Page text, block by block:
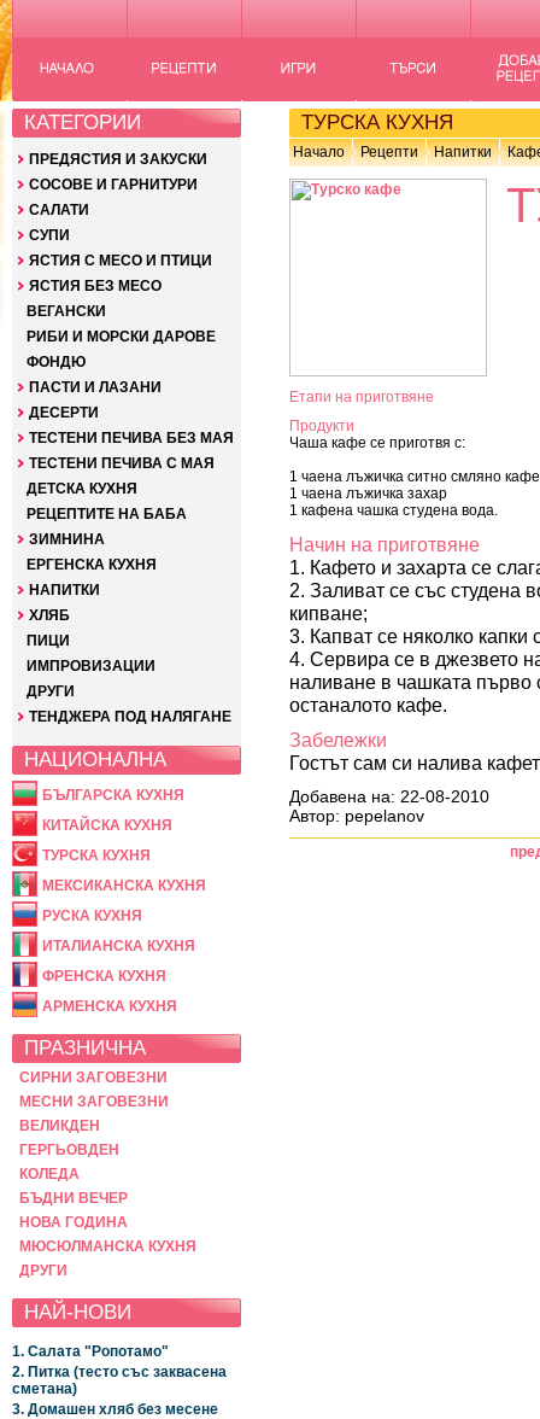
КАТЕГОРИИ
ПРЕДЯСТИЯ И ЗАКУСКИ
СОСОВЕ И ГАРНИТУРИ
САЛАТИ
СУПИ
ЯСТИЯ С МЕСО И ПТИЦИ
ЯСТИЯ БЕЗ МЕСО
ВЕГАНСКИ
РИБИ И МОРСКИ ДАРОВЕ
ФОНДЮ
ПАСТИ И ЛАЗАНИ
ДЕСЕРТИ
ТЕСТЕНИ ПЕЧИВА БЕЗ МАЯ
ТЕСТЕНИ ПЕЧИВА С МАЯ
ДЕТСКА КУХНЯ
РЕЦЕПТИТЕ НА БАБА
ЗИМНИНА
ЕРГЕНСКА КУХНЯ
НАПИТКИ
ХЛЯБ
ПИЦИ
ИМПРОВИЗАЦИИ
ДРУГИ
ТЕНДЖЕРА ПОД НАЛЯГАНЕ
НАЦИОНАЛНА
БЪЛГАРСКА КУХНЯ
КИТАЙСКА КУХНЯ
ТУРСКА КУХНЯ
МЕКСИКАНСКА КУХНЯ
РУСКА КУХНЯ
ИТАЛИАНСКА КУХНЯ
ФРЕНСКА КУХНЯ
АРМЕНСКА КУХНЯ
ПРАЗНИЧНА
СИРНИ ЗАГОВЕЗНИ
МЕСНИ ЗАГОВЕЗНИ
ВЕЛИКДЕН
ГЕРГЬОВДЕН
КОЛЕДА
БЪДНИ ВЕЧЕР
НОВА ГОДИНА
МЮСЮЛМАНСКА КУХНЯ
ДРУГИ
НАЙ-НОВИ
1. Салата "Ропотамо"
2. Питка (тесто със заквасена
сметана)
3. Домашен хляб без месене
ТУРСКА КУХНЯ
Начало Рецепти Напитки
Етапи на приготвяне
Продукти
Чаша кафе се приготвя с:
1 чаена лъжичка ситно смляно кафе
1 чаена лъжичка захар
1 кафена чашка студена вода.
Начин на приготвяне
1. Кафето и захарта се
2. Заливат се със студена
кипване;
3. Капват се няколко капки
4. Сервира се в джезвето
наливане в чашката първо
останалото кафе.
Забележки
Гостът сам си налива
Добавена на: 22-08-2010
Автор: pepelanov